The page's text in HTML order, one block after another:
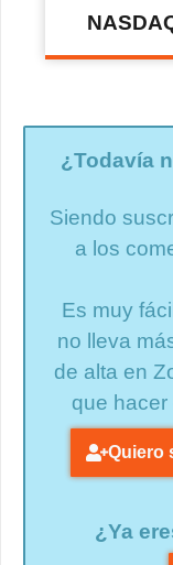
¿Todavía
Siendo
a los
Es muy
no lleva
de alta en
que
Quiero
¿Ya